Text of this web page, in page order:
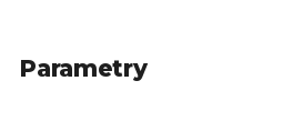
Parametry